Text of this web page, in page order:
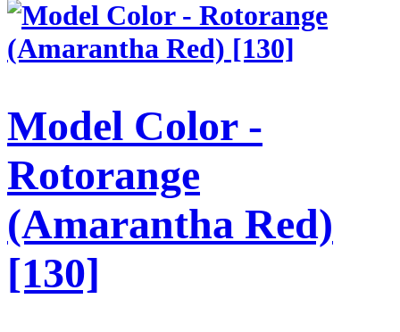
Model Color -
Rotorange
(Amarantha Red)
[130]